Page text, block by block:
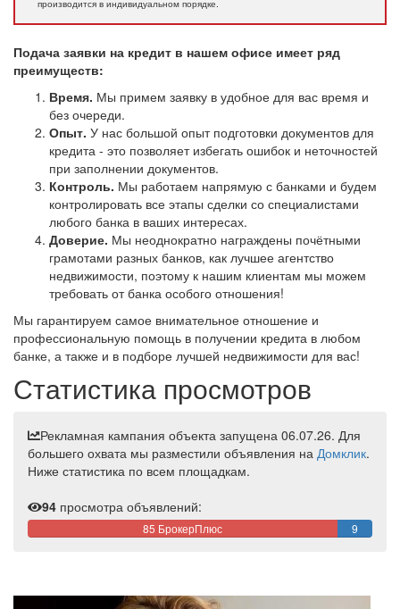
производится в индивидуальном порядке.
Подача заявки на кредит в нашем офисе имеет ряд
преимуществ:
Время. Мы примем заявку в удобное для вас время и
без очереди.
Опыт. У нас большой опыт подготовки документов для
кредита - это позволяет избегать ошибок и неточностей
при заполнении документов.
Контроль. Мы работаем напрямую с банками и будем
контролировать все этапы сделки со специалистами
любого банка в ваших интересах.
Доверие. Мы неоднократно награждены почётными
грамотами разных банков, как лучшее агентство
недвижимости, поэтому к нашим клиентам мы можем
требовать от банка особого отношения!
Мы гарантируем самое внимательное отношение и
профессиональную помощь в получении кредита в любом
банке, а также и в подборе лучшей недвижимости для вас!
Статистика просмотров
Рекламная кампания объекта запущена 06.07.26. Для
большего охвата мы разместили объявления на Домклик.
Ниже статистика по всем площадкам.
94 просмотра объявлений:
85 БрокерПлюс
9